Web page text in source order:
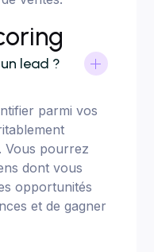
lead ?
parmi vos
Vous pourrez
dont vous
opportunités
et de gagner